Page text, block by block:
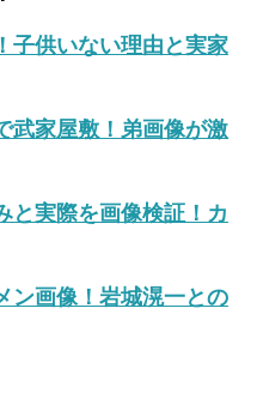
子供いない理由と実家
武家屋敷！弟画像が激
と実際を画像検証！カ
ン画像！岩城滉一との